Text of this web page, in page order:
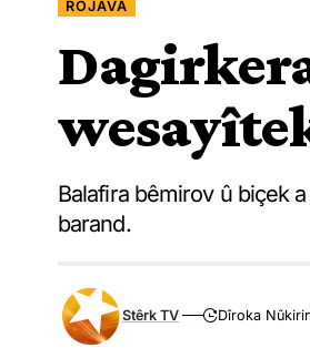
ROJAVA
Balafira bêmirov û biçek
barand.
Stêrk TV Dîroka